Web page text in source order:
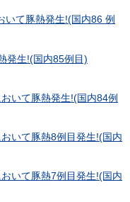
いて豚熱発生!(国内86 例
発生!(国内85例目)
いて豚熱発生!(国内84例
いて豚熱8例目発生!(国内
いて豚熱7例目発生!(国内